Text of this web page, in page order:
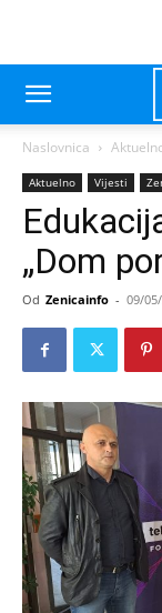
Naslovnica
Aktuelno Vijesti
„Dom
Od Zenicainfo - 09/